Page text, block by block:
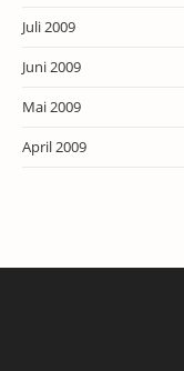
Juli 2009
Juni 2009
Mai 2009
April 2009